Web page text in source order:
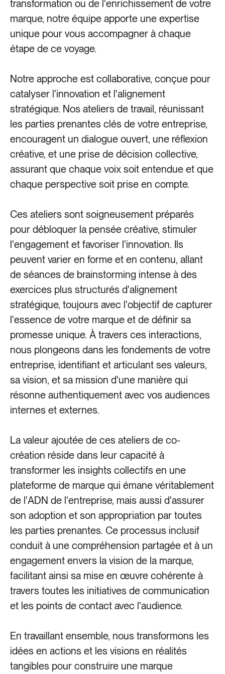
Les Terrasses du Port
transformation ou de l'enrichissement de votre
marque, notre équipe apporte une expertise
unique pour vous accompagner à chaque
étape de ce voyage.
Notre approche est collaborative, conçue pour
catalyser l'innovation et l'alignement
stratégique. Nos ateliers de travail, réunissant
les parties prenantes clés de votre entreprise,
encouragent un dialogue ouvert, une réflexion
créative, et une prise de décision collective,
assurant que chaque voix soit entendue et que
chaque perspective soit prise en compte.
Ces ateliers sont soigneusement préparés
pour débloquer la pensée créative, stimuler
l'engagement et favoriser l'innovation. Ils
peuvent varier en forme et en contenu, allant
de séances de brainstorming intense à des
exercices plus structurés d'alignement
stratégique, toujours avec l'objectif de capturer
l'essence de votre marque et de définir sa
promesse unique. À travers ces interactions,
nous plongeons dans les fondements de votre
entreprise, identifiant et articulant ses valeurs,
sa vision, et sa mission d'une manière qui
résonne authentiquement avec vos audiences
internes et externes.
La valeur ajoutée de ces ateliers de co-
création réside dans leur capacité à
transformer les insights collectifs en une
plateforme de marque qui émane véritablement
de l'ADN de l'entreprise, mais aussi d'assurer
son adoption et son appropriation par toutes
les parties prenantes. Ce processus inclusif
conduit à une compréhension partagée et à un
engagement envers la vision de la marque,
facilitant ainsi sa mise en œuvre cohérente à
travers toutes les initiatives de communication
et les points de contact avec l'audience.
En travaillant ensemble, nous transformons les
idées en actions et les visions en réalités
tangibles pour construire une marque